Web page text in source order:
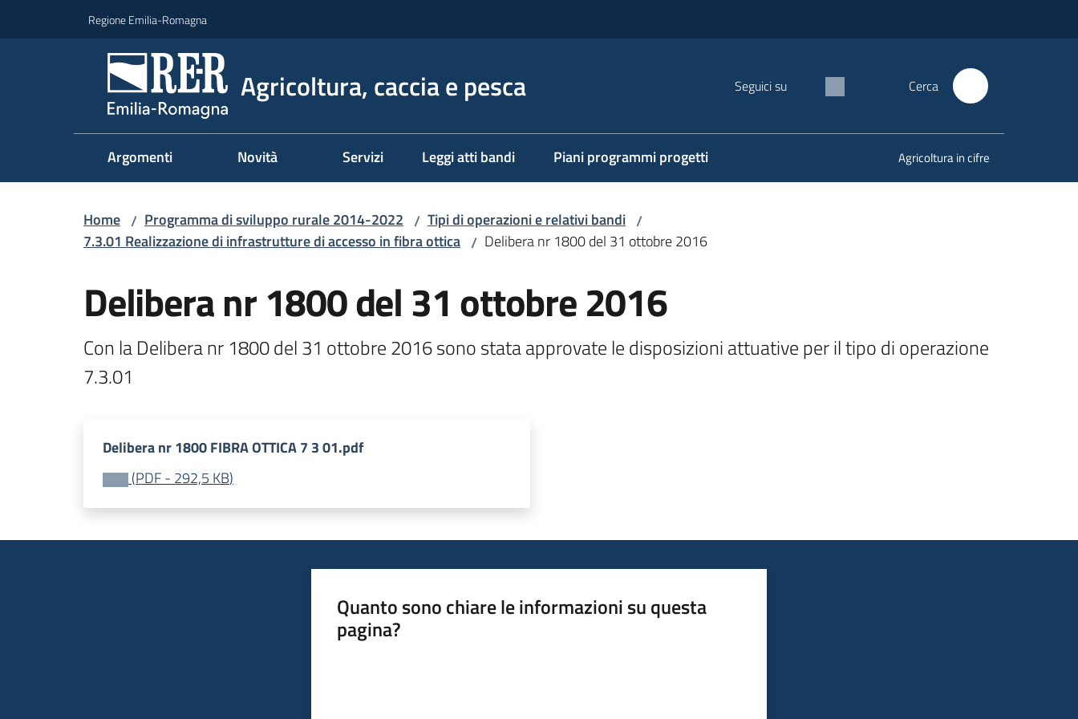
Regione Emilia-Romagna
Agricoltura, caccia e pesca Seguici su Cerca
Argomenti Novità Servizi Leggi atti bandi Piani programmi progetti Agricoltura in cifre
Home / Programma di sviluppo rurale 2014-2022 / Tipi di operazioni e relativi bandi /
7.3.01 Realizzazione di infrastrutture di accesso in fibra ottica / Delibera nr 1800 del 31 ottobre 2016
Delibera nr 1800 del 31 ottobre 2016
Con la Delibera nr 1800 del 31 ottobre 2016 sono stata approvate le disposizioni attuative per il tipo di operazione
7.3.01
Delibera nr 1800 FIBRA OTTICA 7 3 01.pdf
(PDF- 292,5 KB)
Quanto sono chiare le informazioni su questa
pagina?